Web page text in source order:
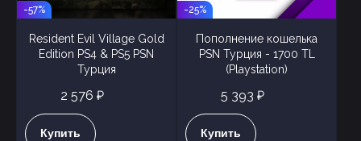
-57%
Resident Evil Village Gold
Edition PS4 & PS5 PSN
Турция
2 576 ₽
Купить
-25%
Пополнение кошелька
PSN Турция - 1700 TL
(Playstation)
5 393 ₽
Купить